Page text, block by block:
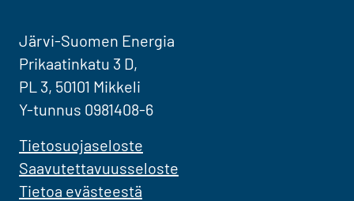
Järvi-Suomen Energia
Prikaatinkatu 3 D,
PL 3, 50101 Mikkeli
Y-tunnus 0981408-6
Tietosuojaseloste
Saavutettavuusseloste
Tietoa evästeestä